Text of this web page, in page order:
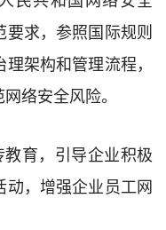
求，参照国际规则
架构和管理流程，
络安全风险。
育，引导企业积极
，增强企业员工网